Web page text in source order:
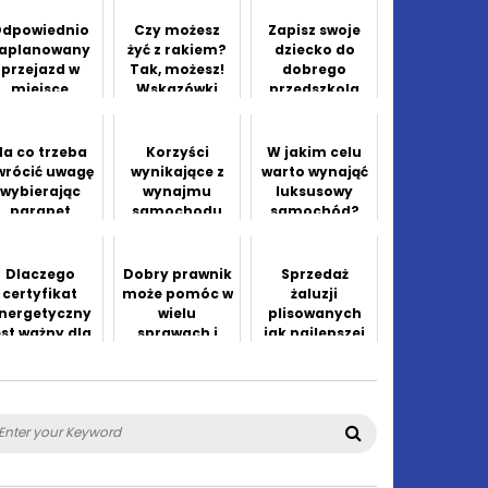
przejazd w
miejsce
wakacjach
Czy możesz
żyć z rakiem?
Tak, możesz!
Wskazówki
Zapisz swoje
dziecko do
dobrego
przedszkola
co trzeba
uwagę
wybierając
parapet
Korzyści
wynikające z
wynajmu
samochodu
W jakim celu
warto wynająć
luksusowy
samochód?
Dlaczego
certyfikat
ważny dla
Dobry prawnik
może pomóc w
wielu
sprawach i
Sprzedaż
żaluzji
plisowanych
jak najlepszej